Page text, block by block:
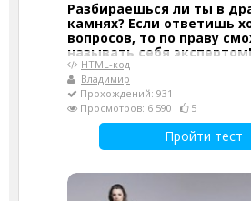
Разбираешься ли ты в
камнях? Если ответишь
вопросов, то по праву
называть себя экспертом!
HTML-код
Владимир
Прохождений: 931
Просмотров: 6 590
5
Пройти тест